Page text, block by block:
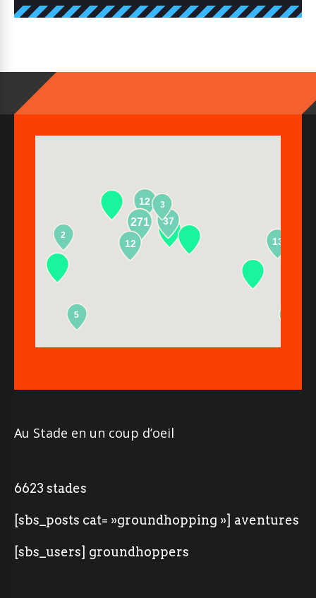
12
271
13
37
2
5
12
3
Au Stade en un coup d’oeil
6623 stades
[sbs_posts cat= »groundhopping »] aventures
[sbs_users] groundhoppers